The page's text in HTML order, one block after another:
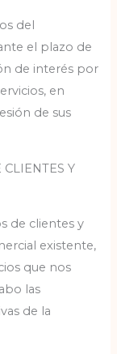
del
el plazo de
de interés por
en
de sus
Y
de clientes y
existente,
que nos
las
de la